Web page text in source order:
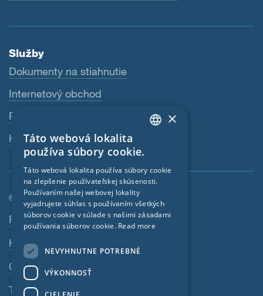
Služby
Dokumenty na stiahnutie
Internetový obchod
Predajcovia
Kontaktná osoba
© SIGA 2026
Navigácia päty stránky
Pracovné miesta
Kontakt
Ochrana osobných údajov
Tiráž
FRENCH
CZECH
×
Táto webová lokalita
používa súbory cookie.
Táto webová lokalita používa súbory cookie
na zlepšenie používateľskej skúsenosti.
Používaním našej webovej lokality
vyjadrujete súhlas s používaním všetkých
súborov cookie v súlade s našimi zásadami
používania súborov cookie. Read more
NEVYHNUTNE POTREBNÉ
VÝKONNOSŤ